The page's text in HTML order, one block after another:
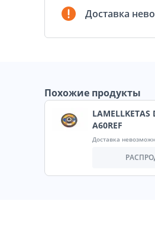
Доставка
Похожие продукты
LAMELLKETAS
A60REF
Доставка